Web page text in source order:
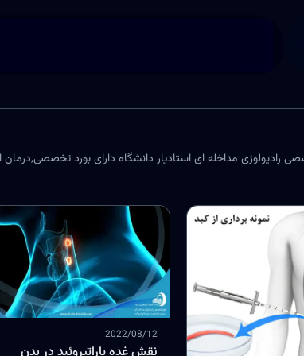
2022/08/12